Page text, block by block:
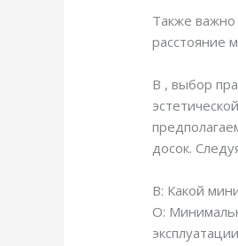
Также
расстояние
В , выбор
досок.
В: Какой
О: